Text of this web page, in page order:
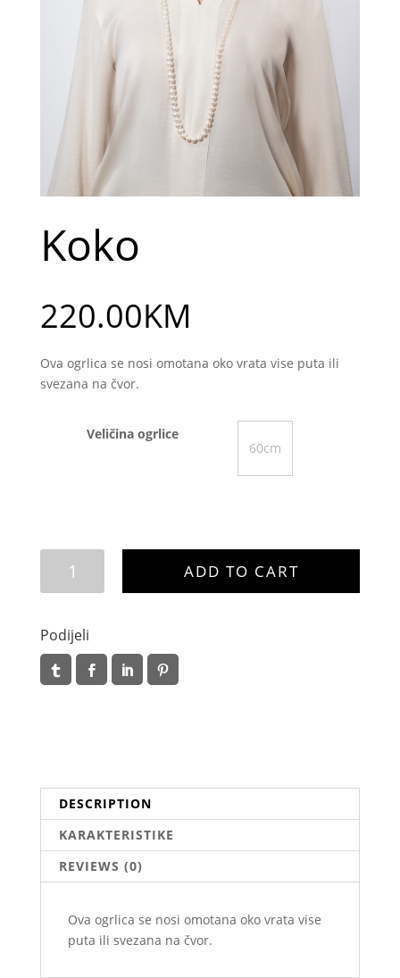
Koko
220.00KM
Ova ogrlica se nosi omotana oko vrata vise puta ili
svezana na čvor.
Veličina ogrlice
60cm
quantity
ADD TO CART
Podijeli
DESCRIPTION
KARAKTERISTIKE
REVIEWS (0)
Ova ogrlica se nosi omotana oko vrata vise
puta ili svezana na čvor.